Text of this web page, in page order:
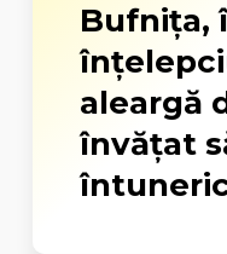
Bufniţa,
aleargă
învăţat